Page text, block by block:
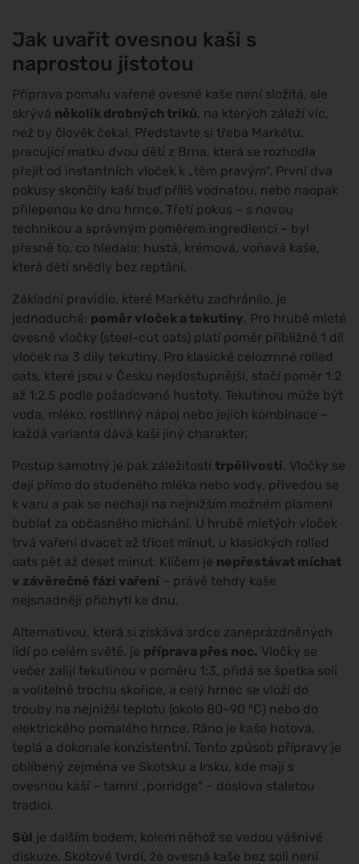
Jak uvařit ovesnou kaši s
naprostou jistotou
Příprava pomalu vařené ovesné kaše není složitá, ale
skrývá několik drobných triků, na kterých záleží víc,
než by člověk čekal. Představte si třeba Markétu,
pracující matku dvou dětí z Brna, která se rozhodla
přejít od instantních vloček k „těm pravým". První dva
pokusy skončily kaší buď příliš vodnatou, nebo naopak
přilepenou ke dnu hrnce. Třetí pokus – s novou
technikou a správným poměrem ingrediencí – byl
přesně to, co hledala: hustá, krémová, voňavá kaše,
která děti snědly bez reptání.
Základní pravidlo, které Markétu zachránilo, je
jednoduché: poměr vloček a tekutiny. Pro hrubě mleté
ovesné vločky (steel-cut oats) platí poměr přibližně 1 díl
vloček na 3 díly tekutiny. Pro klasické celozrnné rolled
oats, které jsou v Česku nejdostupnější, stačí poměr 1:2
až 1:2,5 podle požadované hustoty. Tekutinou může být
voda, mléko, rostlinný nápoj nebo jejich kombinace –
každá varianta dává kaši jiný charakter.
Postup samotný je pak záležitostí trpělivosti. Vločky se
dají přímo do studeného mléka nebo vody, přivedou se
k varu a pak se nechají na nejnižším možném plameni
bublat za občasného míchání. U hrubě mletých vloček
trvá vaření dvacet až třicet minut, u klasických rolled
oats pět až deset minut. Klíčem je nepřestávat míchat
v závěrečné fázi vaření – právě tehdy kaše
nejsnadněji přichytí ke dnu.
Alternativou, která si získává srdce zaneprázdněných
lidí po celém světě, je příprava přes noc. Vločky se
večer zalijí tekutinou v poměru 1:3, přidá se špetka soli
a volitelně trochu skořice, a celý hrnec se vloží do
trouby na nejnižší teplotu (okolo 80–90 °C) nebo do
elektrického pomalého hrnce. Ráno je kaše hotová,
teplá a dokonale konzistentní. Tento způsob přípravy je
oblíbený zejména ve Skotsku a Irsku, kde mají s
ovesnou kaší – tamní „porridge" – doslova staletou
tradici.
Sůl je dalším bodem, kolem něhož se vedou vášnivé
diskuze. Skotové tvrdí, že ovesná kaše bez soli není